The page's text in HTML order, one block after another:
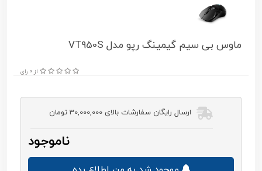
ماوس بی سیم گیمینگ رپو مدل VT950S
از 0 رای
ارسال رایگان سفارشات بالای 30,000,000 تومان
ناموجود